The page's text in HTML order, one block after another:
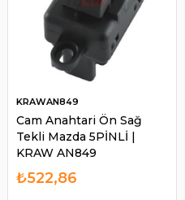
Cam Anahtari Ön Sağ
Tekli Mazda 5PİNLİ |
KRAW AN849
KRAWAN849
₺522,86